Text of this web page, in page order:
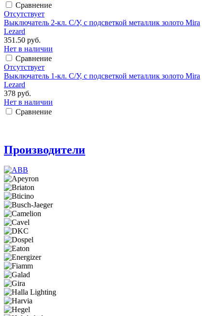
Сравнение
Отсутствует
Выключатель 2-кл. С/У, с подсветкой металлик золото Mira
Lezard
351.50 руб.
Нет в наличии
Сравнение
Отсутствует
Выключатель 1-кл. С/У, с подсветкой металлик золото Mira
Lezard
378 руб.
Нет в наличии
Сравнение
Производители